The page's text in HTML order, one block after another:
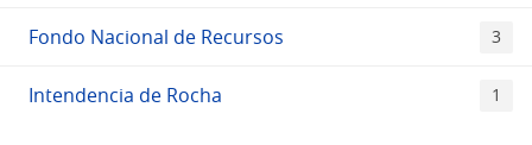
Fondo Nacional de Recursos 3
Intendencia de Rocha 1